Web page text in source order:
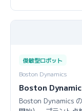
俊敏型ロボット
Boston Dynamics
Boston
Boston Dynamics